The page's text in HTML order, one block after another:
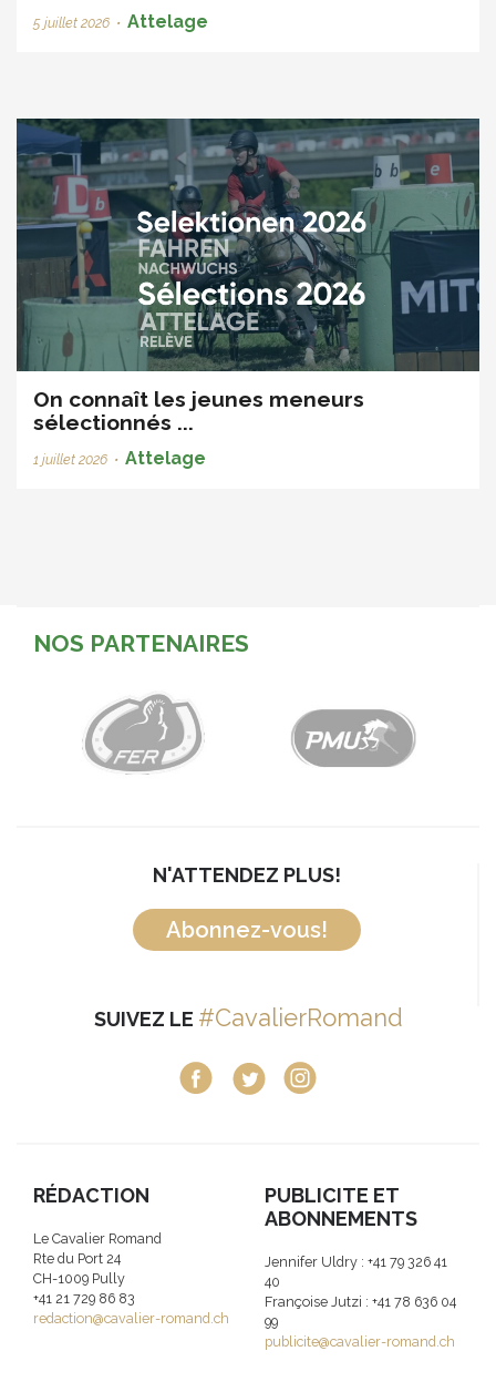
5 juillet 2026 • Attelage
On connaît les jeunes meneurs
sélectionnés ...
1 juillet 2026 • Attelage
NOS PARTENAIRES
N'ATTENDEZ PLUS!
Abonnez-vous!
SUIVEZ LE #CavalierRomand
RÉDACTION
Le Cavalier Romand
Rte du Port 24
CH-1009 Pully
+41 21 729 86 83
redaction@cavalier-romand.ch
PUBLICITE ET
ABONNEMENTS
Jennifer Uldry : +41 79 326 41
40
Françoise Jutzi : +41 78 636 04
99
publicite@cavalier-romand.ch